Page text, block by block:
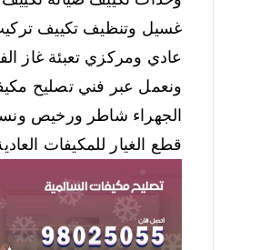
غسيل وتنظيف تكييف
عادي ومركزي تعبئة غاز
ونعمل عبر فني تصليح
الجهراء شاطر ورخيص
قطع الغيار للمكيفات